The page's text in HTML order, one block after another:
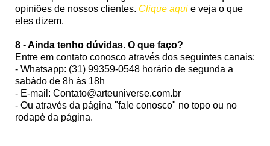
opiniões de nossos clientes. Clique aqui e veja o que
eles dizem.
8 - Ainda tenho dúvidas. O que faço?
Entre em contato conosco através dos seguintes canais:
- Whatsapp: (31) 99359-0548 horário de segunda a
sabádo de 8h às 18h
- E-mail: Contato@arteuniverse.com.br
- Ou através da página "fale conosco" no topo ou no
rodapé da página.